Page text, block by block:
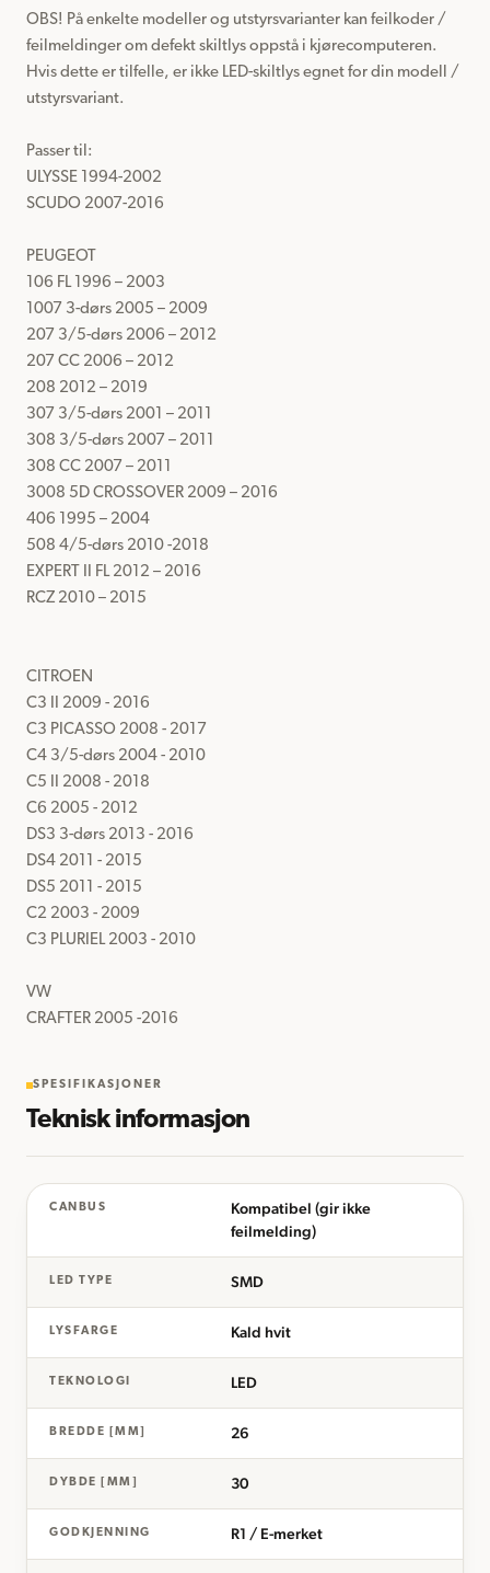
OBS! På enkelte modeller og utstyrsvarianter kan feilkoder /
feilmeldinger om defekt skiltlys oppstå i kjørecomputeren.
Hvis dette er tilfelle, er ikke LED-skiltlys egnet for din modell /
utstyrsvariant.
Passer til:
ULYSSE 1994-2002
SCUDO 2007-2016
PEUGEOT
106 FL 1996 – 2003
1007 3-dørs 2005 – 2009
207 3/5-dørs 2006 – 2012
207 CC 2006 – 2012
208 2012 – 2019
307 3/5-dørs 2001 – 2011
308 3/5-dørs 2007 – 2011
308 CC 2007 – 2011
3008 5D CROSSOVER 2009 – 2016
406 1995 – 2004
508 4/5-dørs 2010 -2018
EXPERT II FL 2012 – 2016
RCZ 2010 – 2015
CITROEN
C3 II 2009 - 2016
C3 PICASSO 2008 - 2017
C4 3/5-dørs 2004 - 2010
C5 II 2008 - 2018
C6 2005 - 2012
DS3 3-dørs 2013 - 2016
DS4 2011 - 2015
DS5 2011 - 2015
C2 2003 - 2009
C3 PLURIEL 2003 - 2010
VW
CRAFTER 2005 -2016
SPESIFIKASJONER
Teknisk informasjon
CANBUS
Kompatibel (gir ikke
feilmelding)
LED TYPE SMD
LYSFARGE Kald hvit
TEKNOLOGI LED
BREDDE [MM] 26
DYBDE [MM] 30
GODKJENNING R1 / E-merket